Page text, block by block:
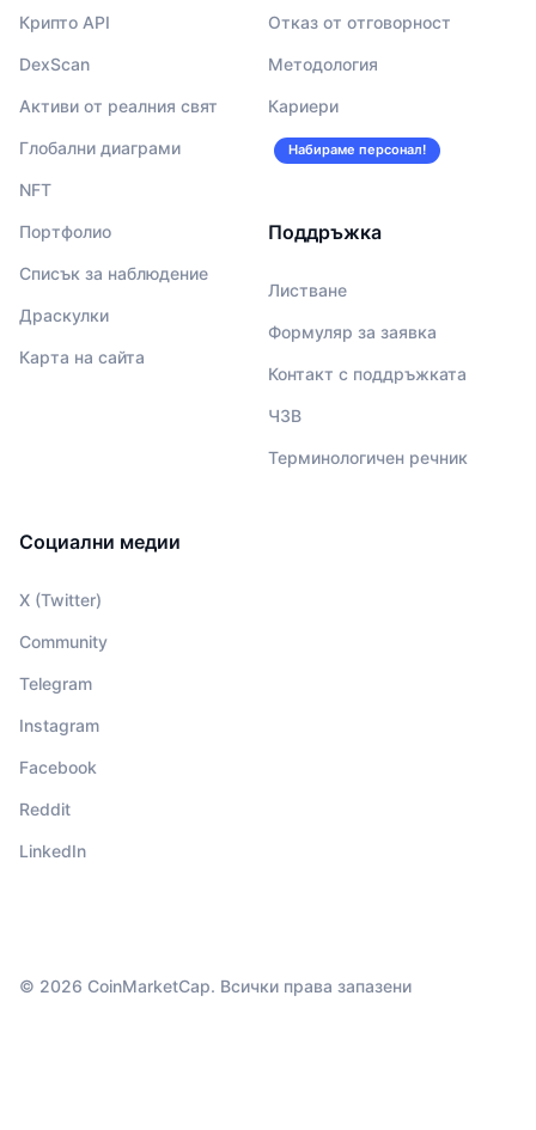
Крипто API
DexScan
Активи от реалния свят
Глобални диаграми
NFT
Портфолио
Списък за наблюдение
Драскулки
Карта на сайта
Отказ от отговорност
Методология
Кариери
Набираме персонал!
Поддръжка
Листване
Формуляр за заявка
Контакт с поддръжката
ЧЗВ
Терминологичен речник
Социални медии
X (Twitter)
Community
Telegram
Instagram
Facebook
Reddit
LinkedIn
© 2026 CoinMarketCap. Всички права запазени